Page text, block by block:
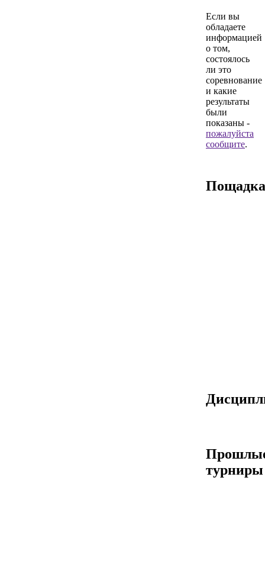
Если вы
обладаете
информацией
о том,
состоялось
ли это
соревнование
и какие
результаты
были
показаны -
пожалуйста
сообщите.
Пощадка
турниры